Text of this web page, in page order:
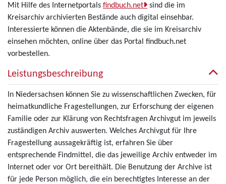
Mit Hilfe des Internetportals findbuch.net
sind die im
Kreisarchiv archivierten Bestände auch digital einsehbar.
Interessierte können die Aktenbände, die sie im Kreisarchiv
einsehen möchten, online über das Portal findbuch.net
vorbestellen.
Leistungsbeschreibung
In Niedersachsen können Sie zu wissenschaftlichen Zwecken, für
heimatkundliche Fragestellungen, zur Erforschung der eigenen
Familie oder zur Klärung von Rechtsfragen Archivgut im jeweils
zuständigen Archiv auswerten. Welches Archivgut für Ihre
Fragestellung aussagekräftig ist, erfahren Sie über
entsprechende Findmittel, die das jeweilige Archiv entweder im
Internet oder vor Ort bereithält. Die Benutzung der Archive ist
für jede Person möglich, die ein berechtigtes Interesse an der